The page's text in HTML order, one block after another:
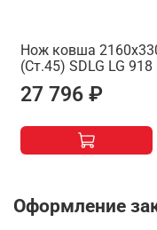
Нож ковша
(Ст.45) SDLG LG 918
27 796 ₽
Оформление